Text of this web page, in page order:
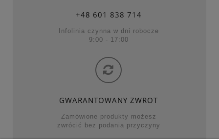
+48 601 838 714
Infolinia czynna w dni robocze
9:00 - 17:00
GWARANTOWANY ZWROT
Zamówione produkty możesz
zwrócić bez podania przyczyny